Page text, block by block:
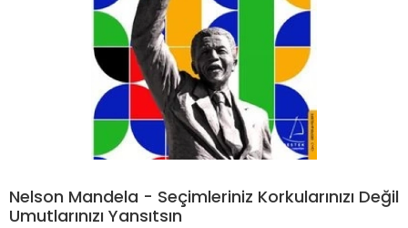
Nelson Mandela - Seçimleriniz Korkularınızı Değil
Umutlarınızı Yansıtsın